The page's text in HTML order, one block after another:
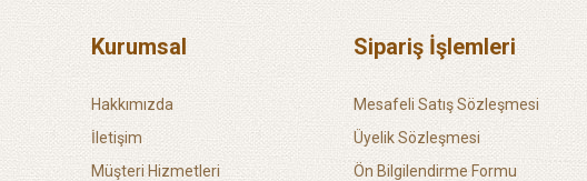
Kurumsal
Hakkımızda
İletişim
Müşteri Hizmetleri
Sipariş İşlemleri
Mesafeli Satış Sözleşmesi
Üyelik Sözleşmesi
Ön Bilgilendirme Formu